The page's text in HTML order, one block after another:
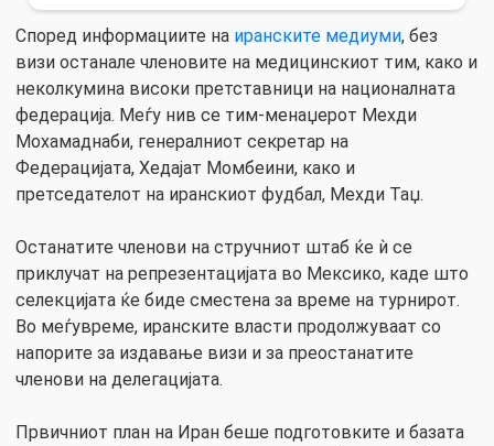
Според информациите на иранските медиуми, без
визи останале членовите на медицинскиот тим, како и
неколкумина високи претставници на националната
федерација. Меѓу нив се тим-менаџерот Мехди
Мохамаднаби, генералниот секретар на
Федерацијата, Хедајат Момбеини, како и
претседателот на иранскиот фудбал, Мехди Таџ.
Останатите членови на стручниот штаб ќе ѝ се
приклучат на репрезентацијата во Мексико, каде што
селекцијата ќе биде сместена за време на турнирот.
Во меѓувреме, иранските власти продолжуваат со
напорите за издавање визи и за преостанатите
членови на делегацијата.
Првичниот план на Иран беше подготовките и базата